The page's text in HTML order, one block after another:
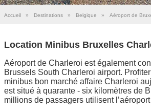
Accueil » Destinations » Belgique » Aéroport de
Location Minibus Bruxelles
Aéroport de Charleroi est également
Brussels South Charleroi airport.
minibus bon marché affaire Charleroi
est situé à quarante - six kilomètres de
millions de passagers utilisent